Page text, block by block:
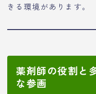
きる環境があります。
薬剤師の役割と
な参画